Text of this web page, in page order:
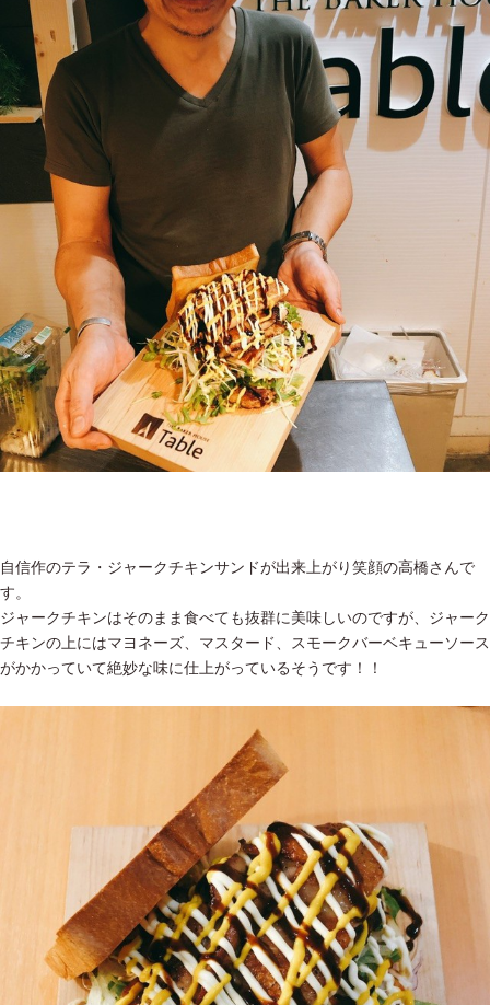
自信作のテラ・ジャークチキンサンドが出来上がり笑顔の高橋さんで
す。
ジャークチキンはそのまま食べても抜群に美味しいのですが、ジャーク
チキンの上にはマヨネーズ、マスタード、スモークバーベキューソース
がかかっていて絶妙な味に仕上がっているそうです！！